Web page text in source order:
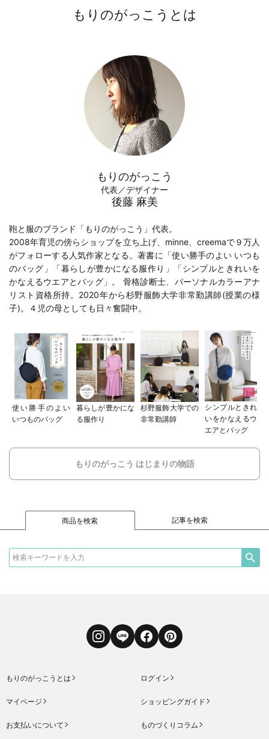
もりのがっこうとは
もりのがっこう
代表／デザイナー
後藤 麻美
鞄と服のブランド「もりのがっこう」代表。
2008年育児の傍らショップを立ち上げ、minne、creemaで９万人
がフォローする人気作家となる。著書に「使い勝手のよい いつも
のバッグ 」「暮らしが豊かになる服作り 」「シンプルときれいを
かなえるウエアとバッグ 」。 骨格診断士、パーソナルカラーアナ
リスト資格所持。2020年から杉野服飾大学非常勤講師(授業の様
子)。４児の母としても日々奮闘中。
使い勝手のよい
いつものバッグ
暮らしが豊かにな
る服作り
杉野服飾大学での
非常勤講師
シンプルときれ
いをかなえるウ
エアとバッグ
もりのがっこう はじまりの物語
商品を検索 記事を検索
InstagramLINE FacebookPinterest
もりのがっこうとは ログイン
マイページ ショッピングガイド
お支払いについて ものづくりコラム